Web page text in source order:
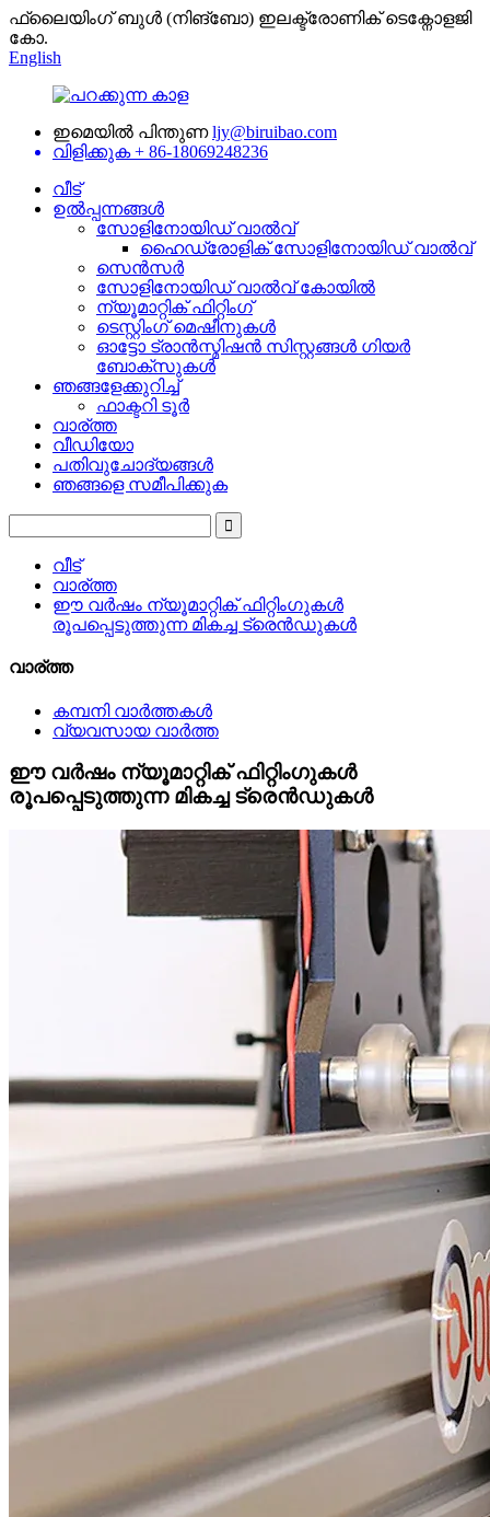
ഫ്ലൈയിംഗ് ബുൾ (നിങ്ബോ) ഇലക്ട്രോണിക് ടെക്നോളജി
കോ.
English
ഇമെയിൽ പിന്തുണ ljy@biruibao.com
വിളിക്കുക + 86-18069248236
വീട്
ഉൽപ്പന്നങ്ങൾ
സോളിനോയിഡ് വാൽവ്
ഹൈഡ്രോളിക് സോളിനോയിഡ് വാൽവ്
സെൻസർ
സോളിനോയിഡ് വാൽവ് കോയിൽ
ന്യൂമാറ്റിക് ഫിറ്റിംഗ്
ടെസ്റ്റിംഗ് മെഷീനുകൾ
ഓട്ടോ ട്രാൻസ്മിഷൻ സിസ്റ്റങ്ങൾ ഗിയർ
ബോക്സുകൾ
ഞങ്ങളേക്കുറിച്ച്
ഫാക്ടറി ടൂർ
വാര്ത്ത
വീഡിയോ
പതിവുചോദ്യങ്ങൾ
ഞങ്ങളെ സമീപിക്കുക
വീട്
വാര്ത്ത
ഈ വർഷം ന്യൂമാറ്റിക് ഫിറ്റിംഗുകൾ
രൂപപ്പെടുത്തുന്ന മികച്ച ട്രെൻഡുകൾ
വാര്ത്ത
കമ്പനി വാർത്തകൾ
വ്യവസായ വാർത്ത
ഈ വർഷം ന്യൂമാറ്റിക് ഫിറ്റിംഗുകൾ
രൂപപ്പെടുത്തുന്ന മികച്ച ട്രെൻഡുകൾ